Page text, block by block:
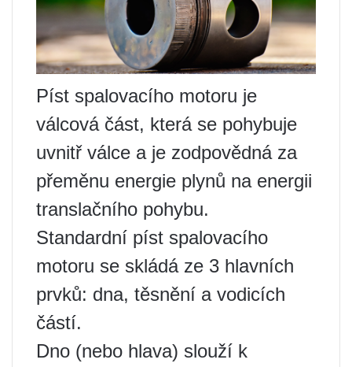
Píst spalovacího motoru je
válcová část, která se pohybuje
uvnitř válce a je zodpovědná za
přeměnu energie plynů na energii
translačního pohybu.
Standardní píst spalovacího
motoru se skládá ze 3 hlavních
prvků: dna, těsnění a vodicích
částí.
Dno (nebo hlava) slouží k